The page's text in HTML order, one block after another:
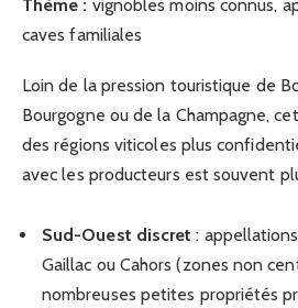
Thème : vignobles moins connus,
caves familiales
Loin de la pression touristique de
Bourgogne ou de la Champagne,
des régions viticoles plus
avec les producteurs est souvent
Sud-Ouest discret :
Gaillac ou Cahors (zones non
nombreuses petites propriétés